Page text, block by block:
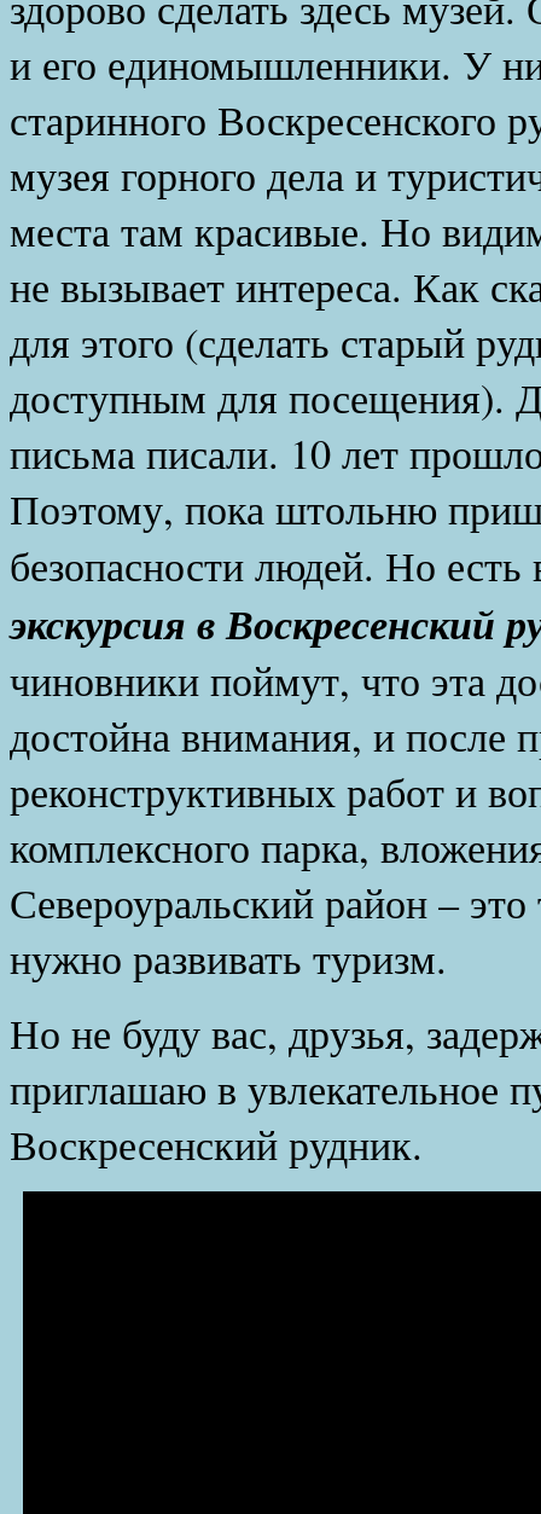
и его единомышленники. У
старинного Воскресенского
музея горного дела и
места там красивые. Но
не вызывает интереса. Как
для этого (сделать старый
доступным для посещения).
письма писали. 10 лет
Поэтому, пока штольню
безопасности людей. Но
экскурсия в Воскресенский
чиновники поймут, что эта
достойна внимания, и после
реконструктивных работ и
комплексного парка,
Североуральский район –
нужно развивать туризм.
Но не буду вас, друзья,
приглашаю в увлекательное
Воскресенский рудник.